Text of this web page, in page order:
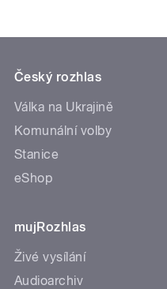
Český rozhlas
Válka na Ukrajině
Komunální volby
Stanice
eShop
mujRozhlas
Živé vysílání
Audioarchiv